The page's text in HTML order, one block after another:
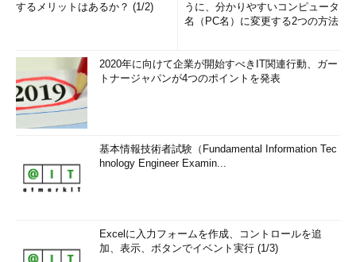
するメリットはあるか？ (1/2)
うに、分かりやすいコンピュータ
名（PC名）に変更する2つの方法
2020年に向けて企業が開始すべきIT関連行動、ガー
トナージャパンが4つのポイントを発表
基本情報技術者試験（Fundamental Information Tec
hnology Engineer Examin...
Excelに入力フォームを作成、コントロールを追
加、表示、ボタンでイベント実行 (1/3)